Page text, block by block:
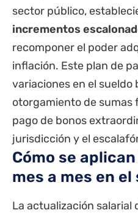
sector público,
incrementos
recomponer el poder
inflación. Este plan de
variaciones en el sueldo
otorgamiento de sumas
pago de bonos
jurisdicción y el
Cómo se
mes a mes en
La actualización salarial